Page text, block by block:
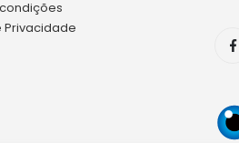
Privacidade